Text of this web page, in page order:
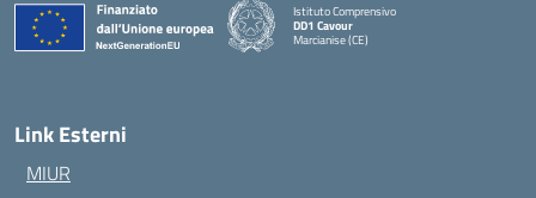
Istituto Comprensivo
DD1 Cavour
Marcianise (CE)
Link Esterni
MIUR